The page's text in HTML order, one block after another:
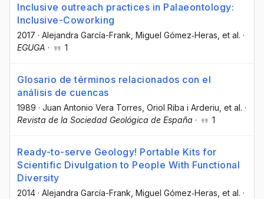
Inclusive outreach practices in Palaeontology:
Inclusive-Coworking
2017 · Alejandra García-Frank , Miguel Gómez‐Heras , et al. ·
EGUGA · 1
Glosario de términos relacionados con el
análisis de cuencas
1989 · Juan Antonio Vera Torres , Oriol Riba i Arderiu , et al. ·
Revista de la Sociedad Geológica de España · 1
Ready-to-serve Geology! Portable Kits for
Scientific Divulgation to People With Functional
Diversity
2014 · Alejandra García-Frank , Miguel Gómez‐Heras , et al. ·